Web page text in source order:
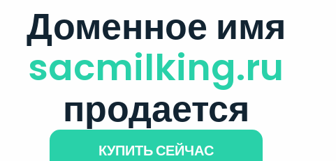
Доменное имя
sacmilking.ru
продается
КУПИТЬ СЕЙЧАС